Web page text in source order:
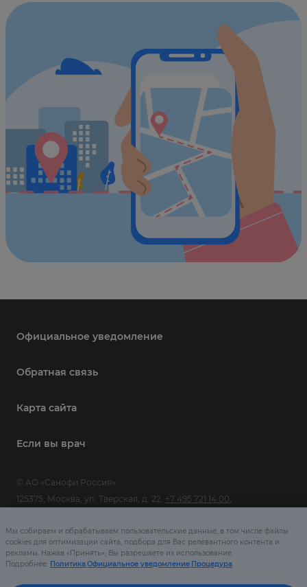
© АО «Санофи Россия»
125375, Москва, ул. Тверская, д. 22. +7 495 721 14 00
MAT-RU-2002079-1.0-01/2023
Сайт предназначен только для посетителей из Российской
Официальное уведомление
Обратная связь
Карта сайта
Если вы врач
Мы собираем и обрабатываем пользовательские данные, в том числе файлы
cookies для оптимизации сайта, подбора для Вас релевантного контента и
рекламы. Нажав «Принять», Вы разрешаете их использование.
Подробнее: Политика,Официальное уведомление,Процедура